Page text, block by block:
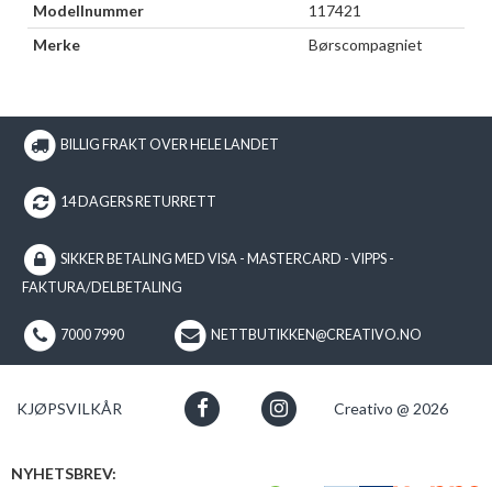
Modellnummer
117421
Merke
Børscompagniet
BILLIG FRAKT OVER HELE LANDET
14 DAGERS RETURRETT
SIKKER BETALING MED VISA - MASTERCARD - VIPPS -
FAKTURA/DELBETALING
7000 7990 NETTBUTIKKEN@CREATIVO.NO
KJØPSVILKÅR Creativo @ 2026
NYHETSBREV: